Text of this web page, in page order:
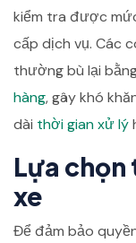
kiểm tra được
cấp dịch vụ. Các
thường bù lại
hàng, gây khó
dài thời gian xử lý
Lựa chọn
xe
Để đảm bảo